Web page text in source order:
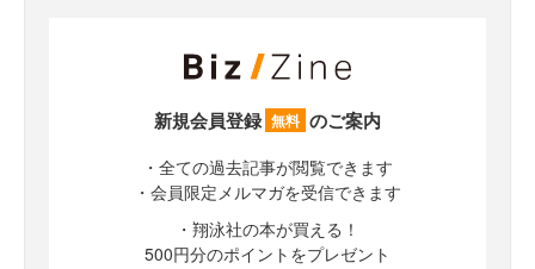
新規会員登録 無料 のご案内
・全ての過去記事が閲覧できます
・会員限定メルマガを受信できます
・翔泳社の本が買える！
500円分のポイントをプレゼント